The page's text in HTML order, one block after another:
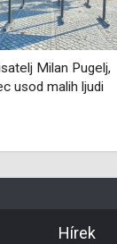
– pesnik, zaljubljen
življenje
Hírek